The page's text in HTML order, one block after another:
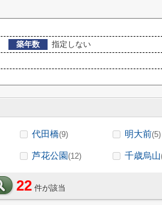
築年数
指定しない
代田橋(9) 明大前(5)
芦花公園(12) 千歳烏山
22 件が該当